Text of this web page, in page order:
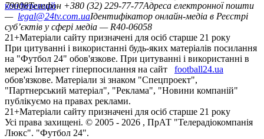
конференцій
79008Телефон +380 (32) 229-77-77Адреса електронної пошти
— legal@24tv.com.uaІдентифікатор онлайн-медіа в Реєстрі
суб’єктів у сфері медіа — R40-06058
21+Матеріали сайту призначені для осіб старше 21 року
При цитуванні і використанні будь-яких матеріалів посилання
на "Футбол 24" обов'язкове. При цитуванні і використанні в
мережі Інтернет гіперпосилання на сайт
football24.ua
обов'язкове. Матеріали зі знаком "Спецпроект",
"Партнерський матеріал", "Реклама", "Новини компаній"
публікуємо на правах реклами.
21+Матеріали сайту призначені для осіб старше 21 року
Усi права захищенi. © 2005 - 2026 , ПрАТ "Телерадіокомпанія
Люкс". "Футбол 24".